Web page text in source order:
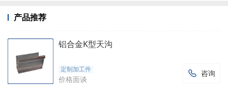
产品推荐
铝合金K型天沟
 咨询
定制加工件
价格面谈